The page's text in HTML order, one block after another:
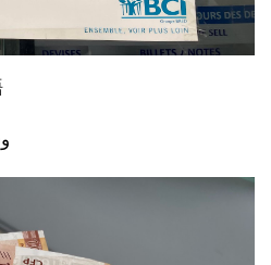
ジャパンパワー！ ٩( ᐛ )و